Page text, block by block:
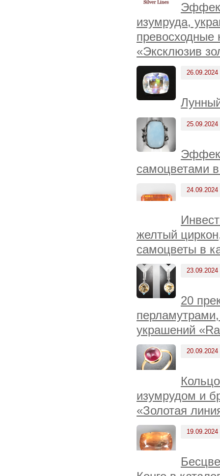
изумруда,
превосходные
«Эксклюзив
26.09.2024
25.09.2024
самоцветами
24.09.2024
желтый
самоцветы в
23.09.2024
20
украшений
20.09.2024
изумрудом и
«Золотая
19.09.2024